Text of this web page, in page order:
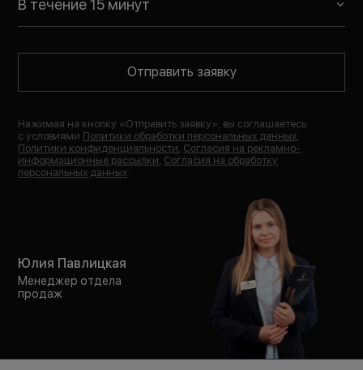
В течение 15 минут
Отправить заявку
Нажимая на кнопку «Отправить заявку», вы соглашаетесь
с условиями Политики обработки персональных данных
Политики конфиденциальности Согласия на рекламно-
информационные рассылки Согласия на обработку
персональных данных
Юлия Павлицкая
Менеджер отдела
продаж